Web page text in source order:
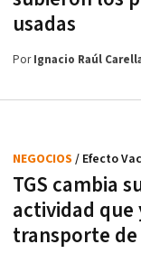
usadas
PorIgnacio Raúl
TGS cambia
actividad que
transporte de
NEGOCIOS / Efecto